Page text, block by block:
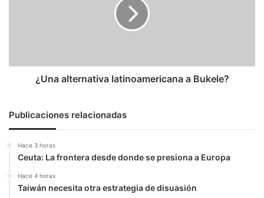
¿Una alternativa latinoamericana a Bukele?
Publicaciones relacionadas
Hace 3 horas
Ceuta: La frontera desde donde se presiona a Europa
Hace 4 horas
Taiwán necesita otra estrategia de disuasión